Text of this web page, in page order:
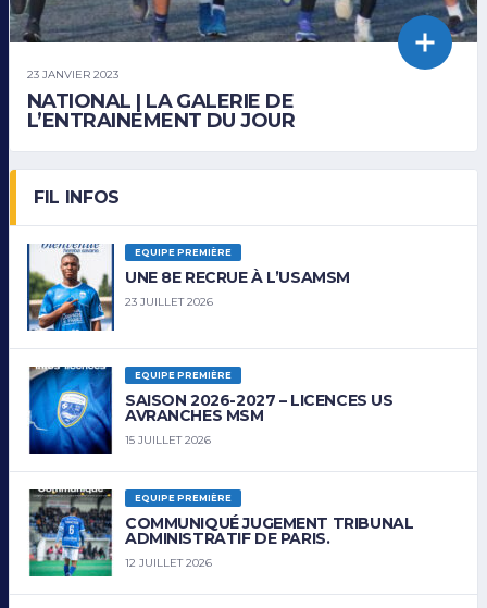
23 JANVIER 2023
NATIONAL | LA GALERIE DE
L’ENTRAINEMENT DU JOUR
FIL INFOS
EQUIPE PREMIÈRE
UNE 8E RECRUE À L’USAMSM
23 JUILLET 2026
EQUIPE PREMIÈRE
SAISON 2026-2027 – LICENCES US
AVRANCHES MSM
15 JUILLET 2026
EQUIPE PREMIÈRE
COMMUNIQUÉ JUGEMENT TRIBUNAL
ADMINISTRATIF DE PARIS.
12 JUILLET 2026